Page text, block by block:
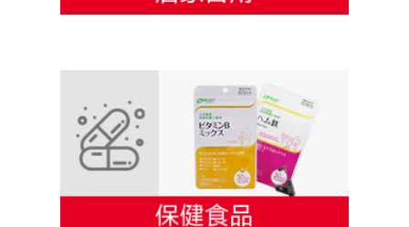
S-SELECT 居家日用